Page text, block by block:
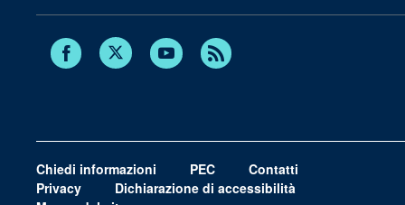
Facebook Twitter Youtube
Chiedi informazioni PEC
Contatti
Privacy
Dichiarazione di accessibilità